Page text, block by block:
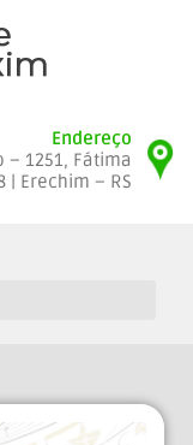
Endereço
– 1251, Fátima
| Erechim – RS